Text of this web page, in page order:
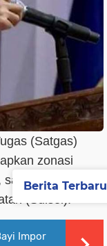
(Satgas)
zonasi
salah satunya
(Sulsel).
Impor
Berita Terbaru